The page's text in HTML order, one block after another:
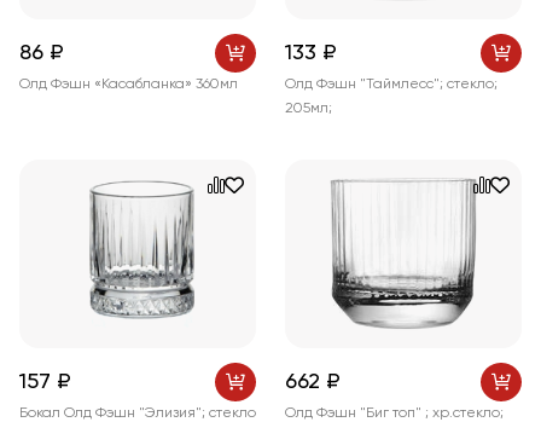
86 ₽
Олд Фэшн «Касабланка» 360мл
133 ₽
Олд Фэшн "Таймлесс"; стекло;
205мл;
157 ₽
Бокал Олд Фэшн "Элизия"; стекло
662 ₽
Олд Фэшн "Биг топ" ; хр.стекло;